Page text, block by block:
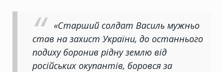
«Старший солдат Василь мужньо
став на захист України, до останнього
подиху боронив рідну землю від
російських окупантів, боровся за